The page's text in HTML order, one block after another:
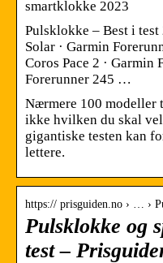
smartklokke 2023
Pulsklokke – Best i test
Solar · Garmin
Coros Pace 2 · Garmin
Forerunner 245 …
Nærmere 100 modeller
ikke hvilken du skal
gigantiske testen kan
lettere.
https:// prisguiden.no › … ›
Pulsklokke og
test –